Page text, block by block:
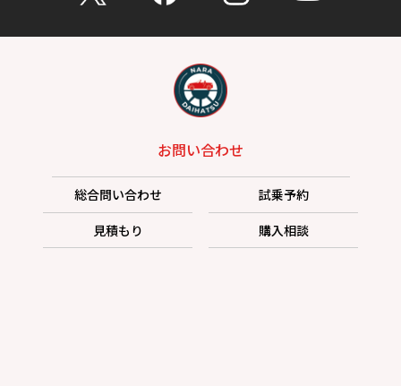
お問い合わせ
総合問い合わせ
試乗予約
見積もり
購入相談